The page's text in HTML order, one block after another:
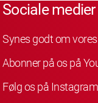
Sociale medier
Synes godt om
Abonner på os på
Følg os på Instagram